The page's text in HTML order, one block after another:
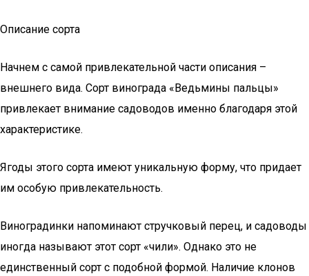
Описание сорта
Начнем с самой привлекательной части описания –
внешнего вида. Сорт винограда «Ведьмины пальцы»
привлекает внимание садоводов именно благодаря этой
характеристике.
Ягоды этого сорта имеют уникальную форму, что придает
им особую привлекательность.
Виноградинки напоминают стручковый перец, и садоводы
иногда называют этот сорт «чили». Однако это не
единственный сорт с подобной формой. Наличие клонов